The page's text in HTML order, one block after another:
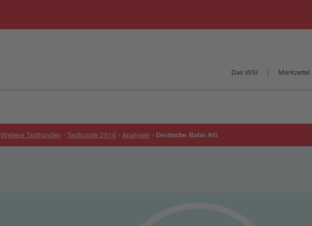
Das WSI Merkzettel
Weitere Tarifrunden Tarifrunde 2014 Analysen Deutsche Bahn AG